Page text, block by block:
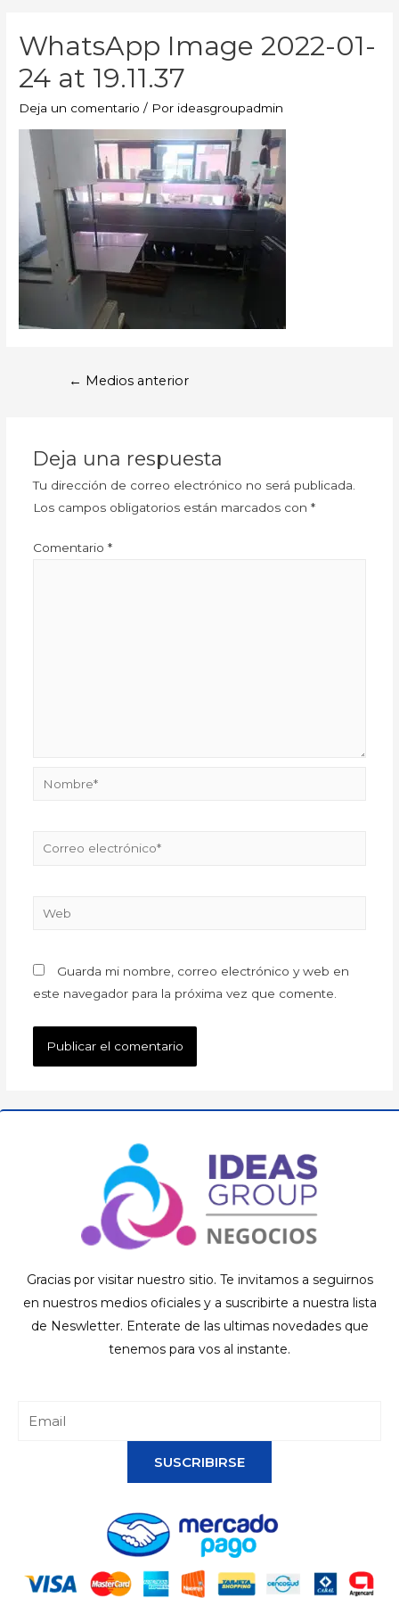
WhatsApp Image 2022-01-
24 at 19.11.37
Deja un comentario / Por ideasgroupadmin
← Medios anterior
Deja una respuesta
Tu dirección de correo electrónico no será publicada.
Los campos obligatorios están marcados con *
Comentario *
Guarda mi nombre, correo electrónico y web en
este navegador para la próxima vez que comente.
Gracias por visitar nuestro sitio. Te invitamos a seguirnos
en nuestros medios oficiales y a suscribirte a nuestra lista
de Neswletter. Enterate de las ultimas novedades que
tenemos para vos al instante.
SUSCRIBIRSE